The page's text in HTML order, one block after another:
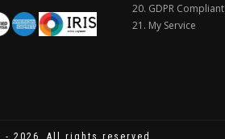
20. GDPR Compliant
21. My Service